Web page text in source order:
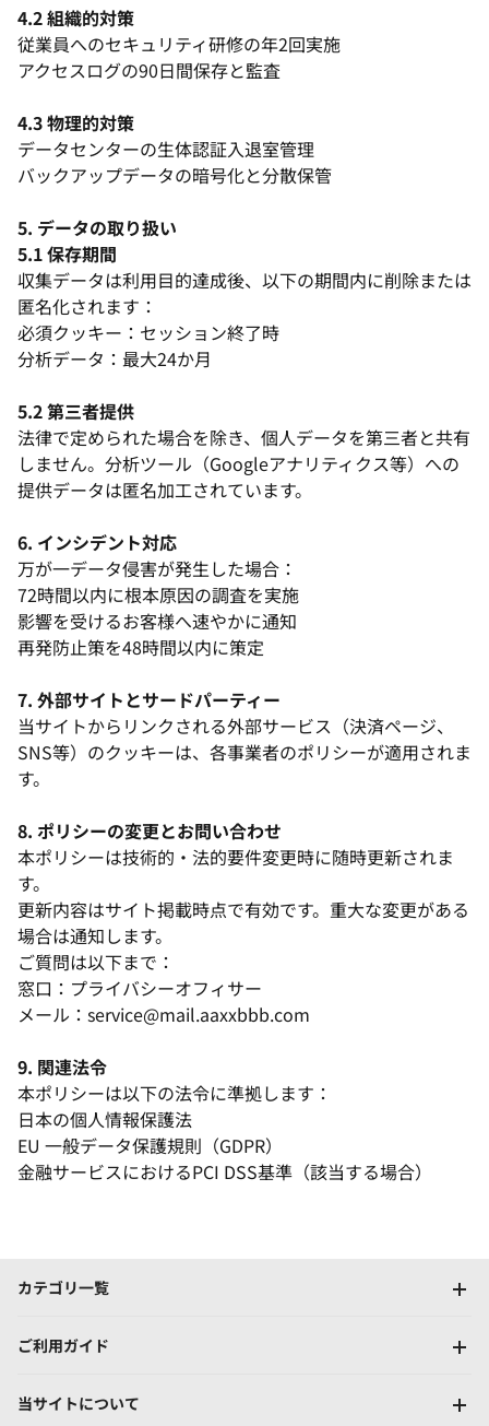
4.2 組織的対策
従業員へのセキュリティ研修の年2回実施
アクセスログの90日間保存と監査
4.3 物理的対策
データセンターの生体認証入退室管理
バックアップデータの暗号化と分散保管
5. データの取り扱い
5.1 保存期間
収集データは利用目的達成後、以下の期間内に削除または
匿名化されます：
必須クッキー：セッション終了時
分析データ：最大24か月
5.2 第三者提供
法律で定められた場合を除き、個人データを第三者と共有
しません。分析ツール（Googleアナリティクス等）への
提供データは匿名加工されています。
6. インシデント対応
万が一データ侵害が発生した場合：
72時間以内に根本原因の調査を実施
影響を受けるお客様へ速やかに通知
再発防止策を48時間以内に策定
7. 外部サイトとサードパーティー
当サイトからリンクされる外部サービス（決済ページ、
SNS等）のクッキーは、各事業者のポリシーが適用されま
す。
8. ポリシーの変更とお問い合わせ
本ポリシーは技術的・法的要件変更時に随時更新されま
す。
更新内容はサイト掲載時点で有効です。重大な変更がある
場合は通知します。
ご質問は以下まで：
窓口：プライバシーオフィサー
メール：service@mail.aaxxbbb.com
9. 関連法令
本ポリシーは以下の法令に準拠します：
日本の個人情報保護法
EU 一般データ保護規則（GDPR）
金融サービスにおけるPCI DSS基準（該当する場合）
カテゴリ一覧
ご利用ガイド
当サイトについて